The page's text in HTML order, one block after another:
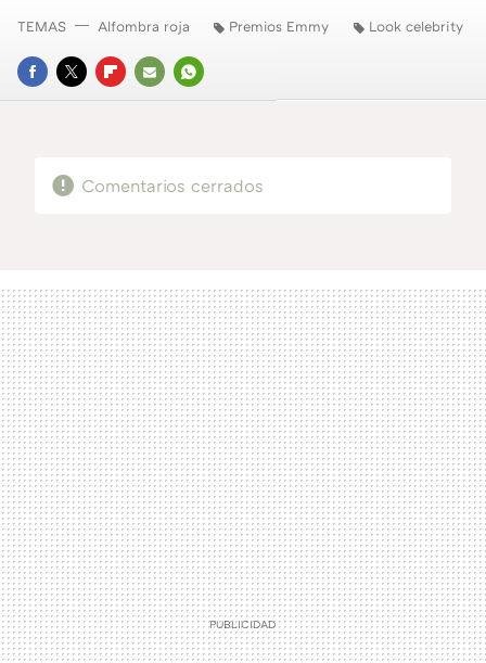
FACEBOOK
TWITTERFLIPBOARD
E-
WHATSAPP
TEMAS Alfombra roja Premios Emmy Look celebrity
Comentarios cerrados